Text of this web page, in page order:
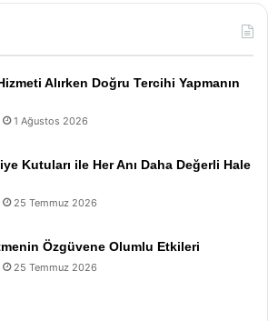
Alırken Doğru Tercihi Yapmanın
1 Ağustos 2026
Kutuları ile Her Anı Daha Değerli Hale
25 Temmuz 2026
Özgüvene Olumlu Etkileri
25 Temmuz 2026